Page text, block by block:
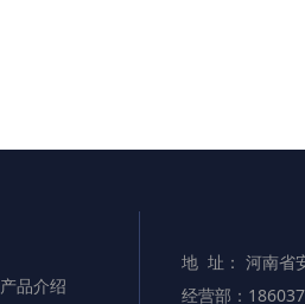
地 址： 河南省
经营部：
产品介绍